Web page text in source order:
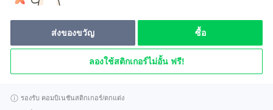
ส่งของขวัญ ซื้อ
ลองใช้สติกเกอร์ไม่อั้น ฟรี!
รองรับ คอมบิเนชันสติกเกอร์/ตกแต่ง